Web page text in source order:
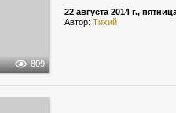
809
22 августа 2014 г.,
Автор: Тихий